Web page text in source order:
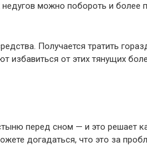
можно побороть и более
Получается тратить
избавиться от этих тянущих
перед сном — и это решает
догадаться, что это за